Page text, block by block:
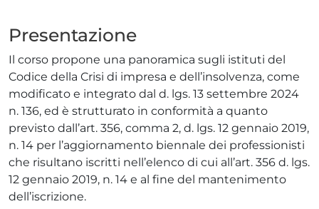
Presentazione
Il corso propone una panoramica sugli istituti del
Codice della Crisi di impresa e dell’insolvenza, come
modificato e integrato dal d. lgs. 13 settembre 2024
n. 136, ed è strutturato in conformità a quanto
previsto dall’art. 356, comma 2, d. lgs. 12 gennaio 2019,
n. 14 per l’aggiornamento biennale dei professionisti
che risultano iscritti nell’elenco di cui all’art. 356 d. lgs.
12 gennaio 2019, n. 14 e al fine del mantenimento
dell’iscrizione.